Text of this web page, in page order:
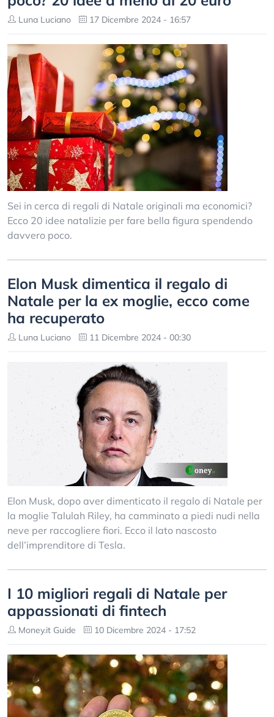
Luna Luciano 17 Dicembre 2024 - 16:57
Sei in cerca di regali di Natale originali ma economici?
Ecco 20 idee natalizie per fare bella figura spendendo
davvero poco.
Elon Musk dimentica il regalo di
Natale per la ex moglie, ecco come
ha recuperato
Luna Luciano 11 Dicembre 2024 - 00:30
Elon Musk, dopo aver dimenticato il regalo di Natale per
la moglie Talulah Riley, ha camminato a piedi nudi nella
neve per raccogliere fiori. Ecco il lato nascosto
dell’imprenditore di Tesla.
I 10 migliori regali di Natale per
appassionati di fintech
Money.it Guide 10 Dicembre 2024 - 17:52